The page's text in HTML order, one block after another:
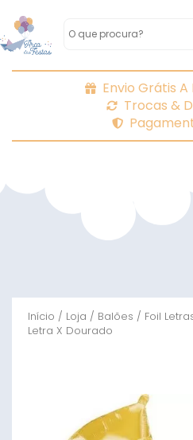
Envio Grátis
Trocas &
Início / Loja / Balões / Foil
Letra X Dourado